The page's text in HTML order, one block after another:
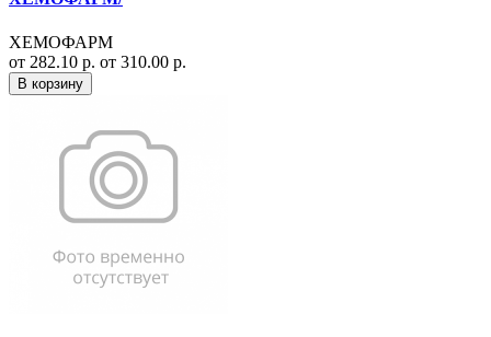
ХЕМОФАРМ
от 282.10 р. от 310.00 р.
В корзину